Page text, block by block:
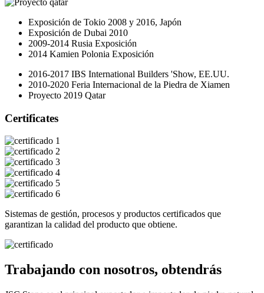
Exposición de Tokio 2008 y 2016, Japón
Exposición de Dubai 2010
2009-2014 Rusia Exposición
2014 Kamien Polonia Exposición
2016-2017 IBS International Builders 'Show, EE.UU.
2010-2020 Feria Internacional de la Piedra de Xiamen
Proyecto 2019 Qatar
Certificates
Sistemas de gestión, procesos y productos certificados que
garantizan la calidad del producto que obtiene.
Trabajando con nosotros, obtendrás